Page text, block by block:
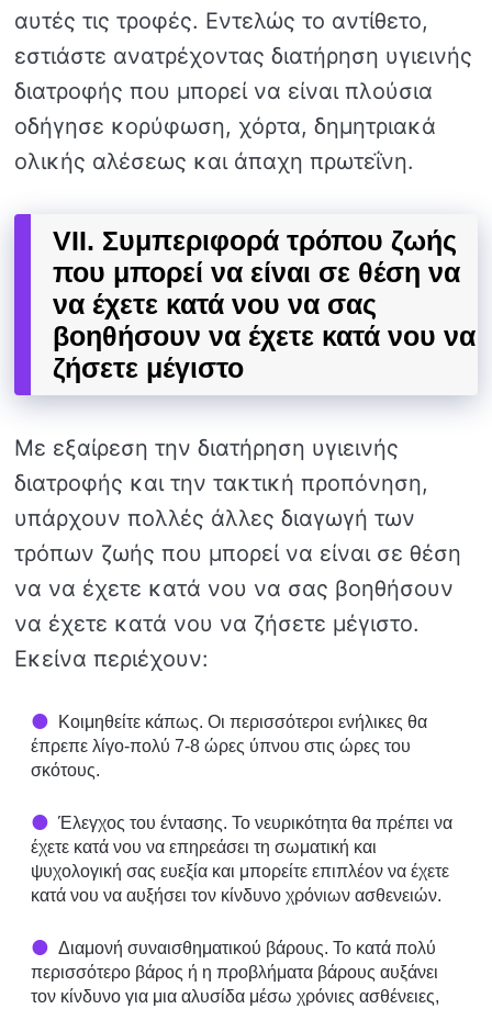
αυτές τις τροφές. Εντελώς το αντίθετο,
εστιάστε ανατρέχοντας διατήρηση υγιεινής
διατροφής που μπορεί να είναι πλούσια
οδήγησε κορύφωση, χόρτα, δημητριακά
ολικής αλέσεως και άπαχη πρωτεΐνη.
VII. Συμπεριφορά τρόπου ζωής
που μπορεί να είναι σε θέση να
να έχετε κατά νου να σας
βοηθήσουν να έχετε κατά νου να
ζήσετε μέγιστο
Με εξαίρεση την διατήρηση υγιεινής
διατροφής και την τακτική προπόνηση,
υπάρχουν πολλές άλλες διαγωγή των
τρόπων ζωής που μπορεί να είναι σε θέση
να να έχετε κατά νου να σας βοηθήσουν
να έχετε κατά νου να ζήσετε μέγιστο.
Εκείνα περιέχουν:
Κοιμηθείτε κάπως. Οι περισσότεροι ενήλικες θα
έπρεπε λίγο-πολύ 7-8 ώρες ύπνου στις ώρες του
σκότους.
Έλεγχος του έντασης. Το νευρικότητα θα πρέπει να
έχετε κατά νου να επηρεάσει τη σωματική και
ψυχολογική σας ευεξία και μπορείτε επιπλέον να έχετε
κατά νου να αυξήσει τον κίνδυνο χρόνιων ασθενειών.
Διαμονή συναισθηματικού βάρους. Το κατά πολύ
περισσότερο βάρος ή η προβλήματα βάρους αυξάνει
τον κίνδυνο για μια αλυσίδα μέσω χρόνιες ασθένειες,